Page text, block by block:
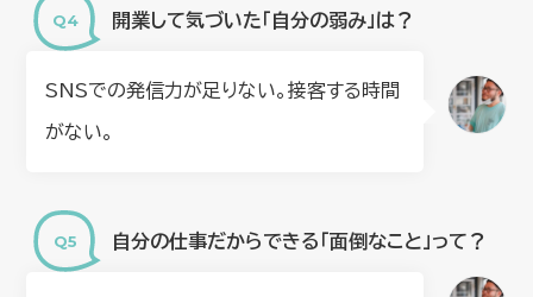
開業して気づいた「自分の弱み」は？
SNSでの発信力が足りない。接客する時間
がない。
自分の仕事だからできる「面倒なこと」って？